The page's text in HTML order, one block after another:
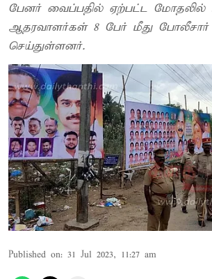
பேனர் வைப்பதில் ஏற்பட்ட மோதலில்
ஆதரவாளர்கள் 8 பேர் மீது போலீசார்
செய்துள்ளனர்.
Published on: 31 Jul 2023, 11:27 am